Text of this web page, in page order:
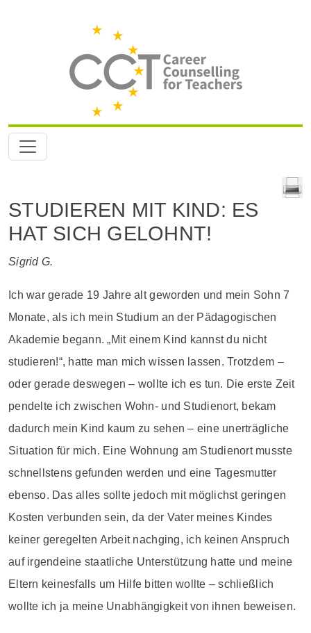
STUDIEREN MIT KIND: ES
HAT SICH GELOHNT!
Sigrid G.
Ich war gerade 19 Jahre alt geworden und mein Sohn 7
Monate, als ich mein Studium an der Pädagogischen
Akademie begann. „Mit einem Kind kannst du nicht
studieren!“, hatte man mich wissen lassen. Trotzdem –
oder gerade deswegen – wollte ich es tun. Die erste Zeit
pendelte ich zwischen Wohn- und Studienort, bekam
dadurch mein Kind kaum zu sehen – eine unerträgliche
Situation für mich. Eine Wohnung am Studienort musste
schnellstens gefunden werden und eine Tagesmutter
ebenso. Das alles sollte jedoch mit möglichst geringen
Kosten verbunden sein, da der Vater meines Kindes
keiner geregelten Arbeit nachging, ich keinen Anspruch
auf irgendeine staatliche Unterstützung hatte und meine
Eltern keinesfalls um Hilfe bitten wollte – schließlich
wollte ich ja meine Unabhängigkeit von ihnen beweisen.